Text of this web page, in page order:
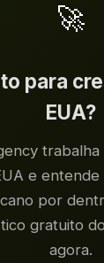
🚀
para
EUA?
trabalha
e
por
gratuito
agora.